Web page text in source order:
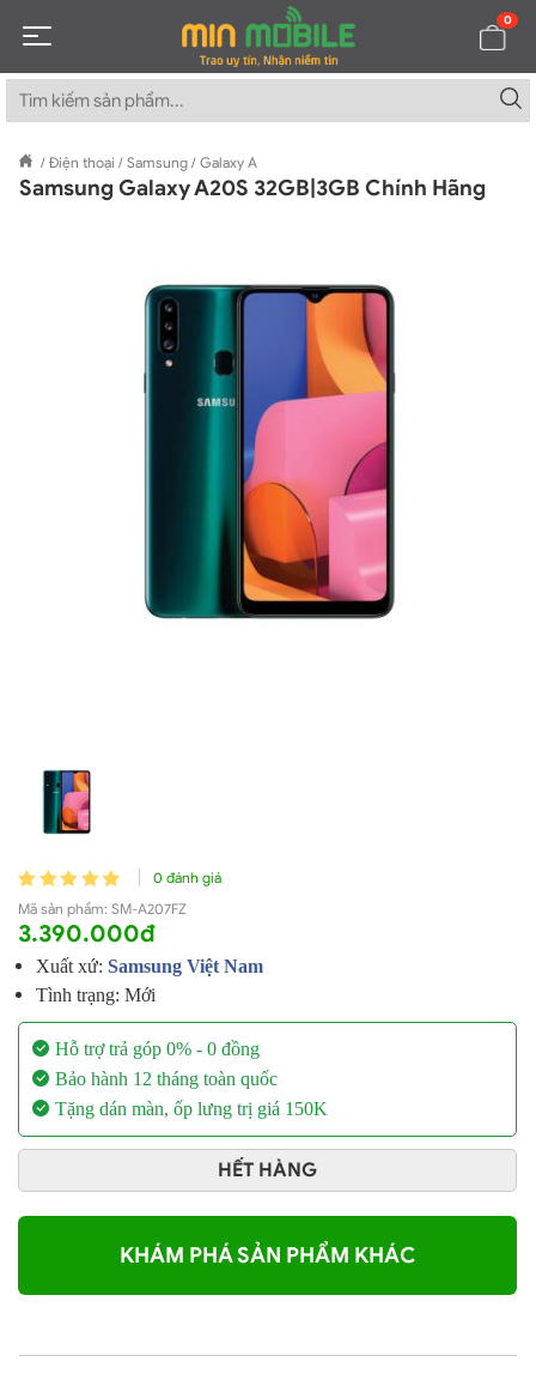
0
/ Điện thoại / Samsung / Galaxy A
Samsung Galaxy A20S 32GB|3GB Chính Hãng
0 đánh giá
Mã sản phẩm: SM-A207FZ
3.390.000đ
Xuất xứ: Samsung Việt Nam
Tình trạng: Mới
Hỗ trợ trả góp 0% - 0 đồng
Bảo hành 12 tháng toàn quốc
Tặng dán màn, ốp lưng trị giá 150K
HẾT HÀNG
KHÁM PHÁ SẢN PHẨM KHÁC